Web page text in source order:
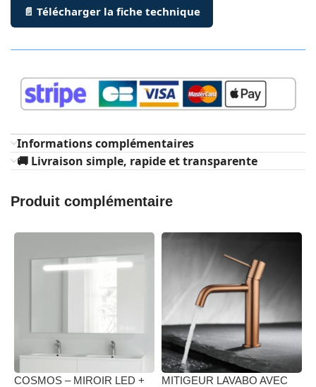
📄 Télécharger la fiche technique
Informations complémentaires
🚚 Livraison simple, rapide et transparente
Produit complémentaire
COSMOS – MIROIR LED +
MITIGEUR LAVABO AVEC